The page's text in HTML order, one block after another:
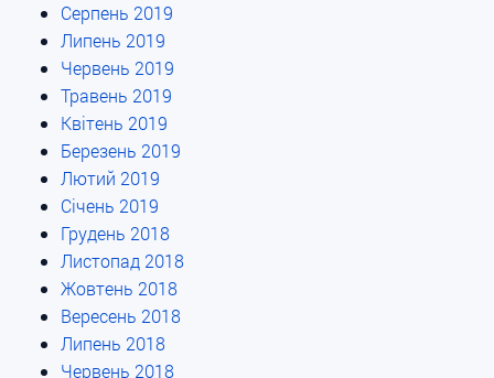
Серпень 2019
Липень 2019
Червень 2019
Травень 2019
Квітень 2019
Березень 2019
Лютий 2019
Січень 2019
Грудень 2018
Листопад 2018
Жовтень 2018
Вересень 2018
Липень 2018
Червень 2018